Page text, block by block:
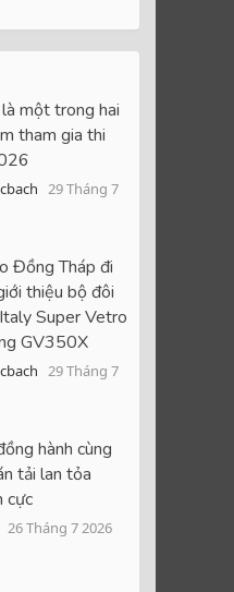
một trong hai
tham gia thi
29 Tháng 7
Đồng Tháp đi
thiệu bộ đôi
Super Vetro
GV350X
29 Tháng 7
hành cùng
tải lan tỏa
cực
26 Tháng 7 2026